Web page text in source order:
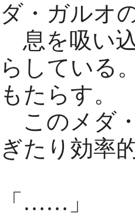
ダ・ガルオ
息を吸い
らしている
もたらす。
このメダ
ぎたり効率
「……」